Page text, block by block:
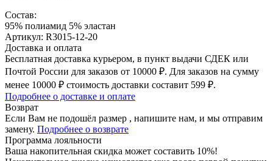
Состав:
95% полиамид 5% эластан
Артикул: R3015-12-20
Доставка и оплата
Бесплатная доставка курьером, в пункт выдачи СДЕК или
Почтой России для заказов от 10000 ₽. Для заказов на сумму
менее 10000 ₽ стоимость доставки составит 599 ₽.
Подробнее о доставке и оплате
Возврат
Если Вам не подошёл размер , напишите нам, и мы отправим
замену. Подробнее о возврате
Программа лояльности
Ваша накопительная скидка может составить 10%!